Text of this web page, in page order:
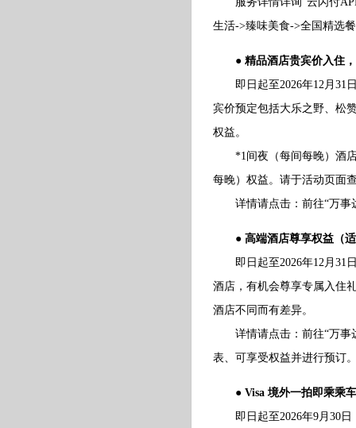
生活->臻味美食->全国精选
● 精品酒店贵宾价入住
即日起至2026年12月31日
宾价预定包括大乐之野、松
权益。
*1间夜（每间每晚）酒店
每晚）权益。请于活动页面
详情请点击：前往“万事达
● 高端酒店尊享权益（
即日起至2026年12月31日
酒店，有机会尊享专属入住
酒店不同而有差异。
详情请点击：前往“万事达
表、可享受权益并进行预订
● Visa 境外一拍即乘乘
即日起至2026年9月30日